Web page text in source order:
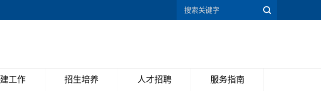
工作 招生培养 人才招聘 服务指南